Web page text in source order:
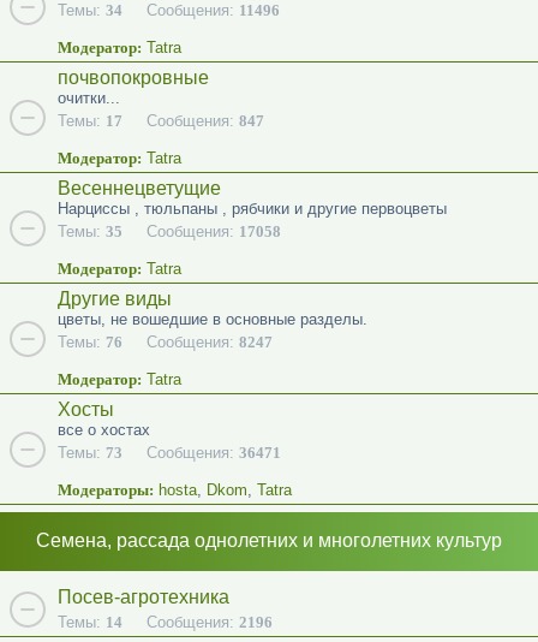
Темы: 34 Сообщения: 11496
Модератор: Tatra
почвопокровные
очитки...
Темы: 17 Сообщения: 847
Модератор: Tatra
Весеннецветущие
Нарциссы , тюльпаны , рябчики и другие первоцветы
Темы: 35 Сообщения: 17058
Модератор: Tatra
Другие виды
цветы, не вошедшие в основные разделы.
Темы: 76 Сообщения: 8247
Модератор: Tatra
Хосты
все о хостах
Темы: 73 Сообщения: 36471
Модераторы: hosta, Dkom, Tatra
Семена, рассада однолетних и многолетних культур
Посев-агротехника
Темы: 14 Сообщения: 2196